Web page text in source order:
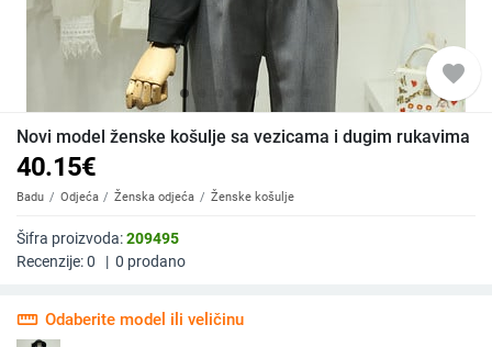
favorite
Novi model ženske košulje sa vezicama i dugim rukavima
40.15€
Badu Odjeća Ženska odjeća Ženske košulje
Šifra proizvoda:209495
Recenzije:0 | 0 prodano
straighten Odaberite model ili veličinu